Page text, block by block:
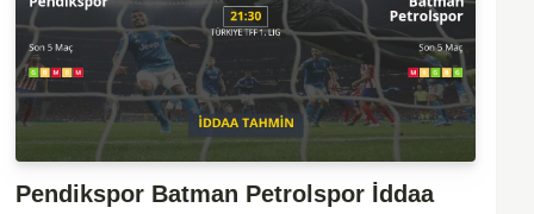
Pendikspor Batman Petrolspor İddaa